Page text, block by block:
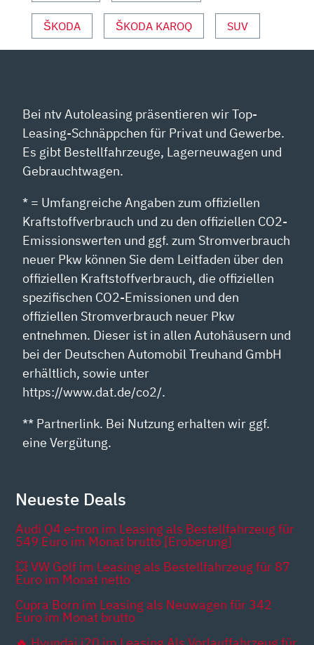
YOUTUBE
ANZEIGEN
ŠKODA ŠKODA KAROQ SUV
Bei ntv Autoleasing präsentieren wir Top-
Leasing-Schnäppchen für Privat und Gewerbe.
Es gibt Bestellfahrzeuge, Lagerneuwagen und
Gebrauchtwagen.
* = Umfangreiche Angaben zum offiziellen
Kraftstoffverbrauch und zu den offiziellen CO2-
Emissionswerten und ggf. zum Stromverbrauch
neuer Pkw können Sie dem Leitfaden über den
offiziellen Kraftstoffverbrauch, die offiziellen
spezifischen CO2-Emissionen und den
offiziellen Stromverbrauch neuer Pkw
entnehmen. Dieser ist in allen Autohäusern und
bei der Deutschen Automobil Treuhand GmbH
erhältlich, sowie unter
https://www.dat.de/co2/.
** Partnerlink. Bei Nutzung erhalten wir ggf.
eine Vergütung.
Neueste Deals
Audi Q4 e-tron im Leasing als Bestellfahrzeug für
549 Euro im Monat brutto [Eroberung]
💥 VW Golf im Leasing als Bestellfahrzeug für 87
Euro im Monat netto
Cupra Born im Leasing als Neuwagen für 342
Euro im Monat brutto